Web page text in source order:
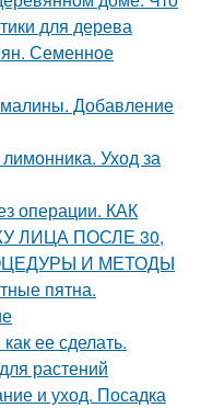
для дерева
Семенное
Добавление
Уход за
операции. КАК
ЛИЦА ПОСЛЕ 30,
И МЕТОДЫ
пятна.
ее сделать.
растений
и уход. Посадка